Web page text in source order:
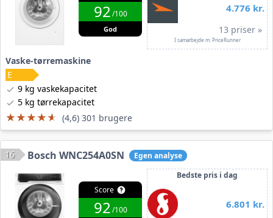
92/100
God
4.776 kr.
13 priser »
I samarbejde m. PriceRunner
Vaske-tørremaskine
9 kg vaskekapacitet
5 kg tørrekapacitet
★★★★★
★★★★★ (4,6) 301 brugere
16 Bosch WNC254A0SN Egen analyse
Score
92/100
Bedste pris i dag
6.801 kr.